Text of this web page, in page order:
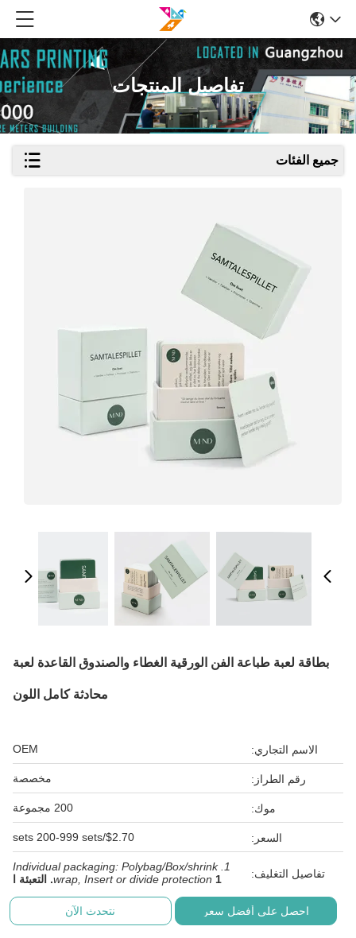
تفاصيل المنتجات
جميع الفئات
بطاقة لعبة طباعة الفن الورقية الغطاء والصندوق القاعدة لعبة
محادثة كامل اللون
الاسم التجاري: OEM
رقم الطراز: مخصصة
موك: 200 مجموعة
السعر: $2.70/sets 200-999 sets
تفاصيل التغليف:
1. Individual packaging: Polybag/Box/shrink
wrap, Insert or divide protection 1. التعبئة ا
احصل على أفضل سعر نتحدث الآن